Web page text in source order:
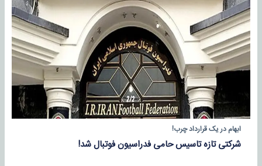
ابهام در یک قرارداد چرب!
شرکتی تازه تاسیس حامی فدراسیون فوتبال شد!